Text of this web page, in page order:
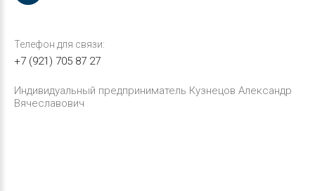
Телефон для связи:
+7 (921) 705 87 27
Индивидуальный предприниматель Кузнецов Александр
Вячеславович